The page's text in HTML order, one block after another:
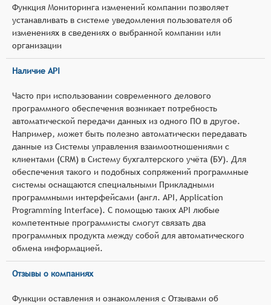
Функция Мониторинга изменений компании позволяет
устанавливать в системе уведомления пользователя об
изменениях в сведениях о выбранной компании или
организации
Наличие API
Часто при использовании современного делового
программного обеспечения возникает потребность
автоматической передачи данных из одного ПО в другое.
Например, может быть полезно автоматически передавать
данные из Системы управления взаимоотношениями с
клиентами (CRM) в Систему бухгалтерского учёта (БУ). Для
обеспечения такого и подобных сопряжений программные
системы оснащаются специальными Прикладными
программными интерфейсами (англ. API, Application
Programming Interface). С помощью таких API любые
компетентные программисты смогут связать два
программных продукта между собой для автоматического
обмена информацией.
Отзывы о компаниях
Функции оставления и ознакомления с Отзывами об